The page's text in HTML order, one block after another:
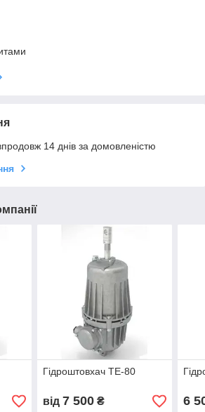
14 днів за домовленістю
Гідроштовхач ТЕ-80
від 7 500₴ 6